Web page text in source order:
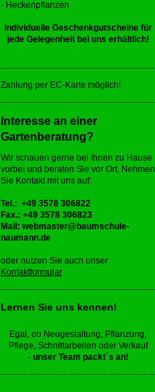
- Heckenpflanzen
Individuelle Geschenkgutscheine für
jede Gelegenheit bei uns erhältlich!
Zahlung per EC-Karte möglich!
Interesse an einer
Gartenberatung?
Wir schauen gerne bei Ihnen zu Hause
vorbei und beraten Sie vor Ort. Nehmen
Sie Kontakt mit uns auf:
Tel.: +49 3578 306822
Fax.: +49 3578 306823
Mail: webmaster@baumschule-
naumann.de
oder nutzen Sie auch unser
Kontaktformular
Lernen Sie uns kennen!
Egal, ob Neugestaltung, Pflanzung,
Pflege, Schnittarbeiten oder Verkauf
- unser Team packt´s an!